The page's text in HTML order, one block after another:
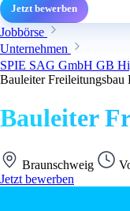
Jetzt bewerben
Jobbörse
Unternehmen
SPIE SAG GmbH GB
Bauleiter
Bauleiter
Braunschweig
Jetzt bewerben